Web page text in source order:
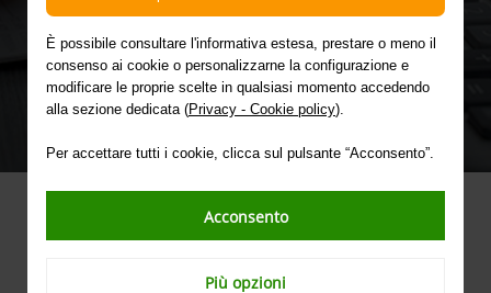
È possibile consultare l'informativa estesa, prestare o meno il
consenso ai cookie o personalizzarne la configurazione e
modificare le proprie scelte in qualsiasi momento accedendo
alla sezione dedicata (Privacy - Cookie policy).
Per accettare tutti i cookie, clicca sul pulsante “Acconsento”.
Acconsento
Più opzioni
neanche saperlo
Le truffe online sono in continua evoluzione.
titolari di un conto bancario che, ignari di